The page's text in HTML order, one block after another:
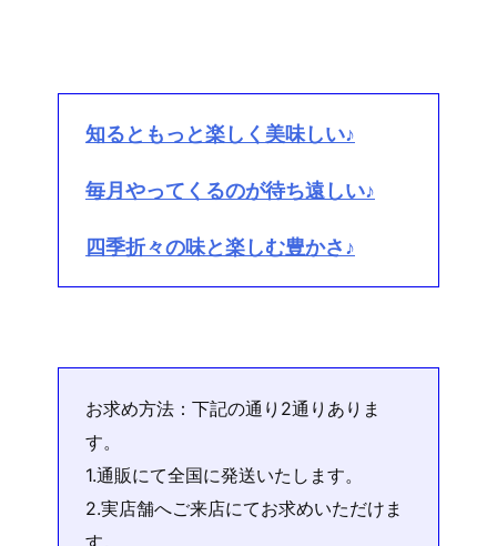
知るともっと楽しく美味しい♪
毎月やってくるのが待ち遠しい♪
四季折々の味と楽しむ豊かさ♪
お求め方法：下記の通り2通りありま
す。
1.通販にて全国に発送いたします。
2.実店舗へご来店にてお求めいただけま
す。